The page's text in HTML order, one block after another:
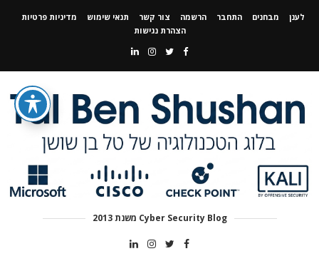
לענן מבחנים התחבר הרשמה צור קשר תנאי שימוש
מדיניות פרטיות
הצהרת נגישות
Cyber Security Blog משנת 2013